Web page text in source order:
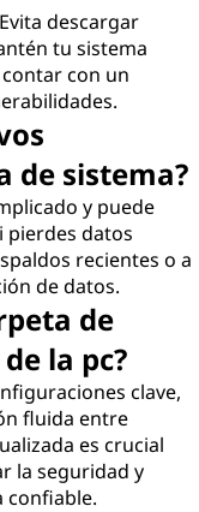
descargar
tu sistema
con un
de sistema?
y puede
pierdes datos
recientes o a
de datos.
de
la pc?
clave,
fluida entre
es crucial
la seguridad y
confiable.